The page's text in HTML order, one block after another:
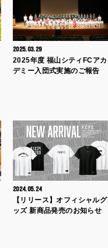
2025.03.29
2025年度 福山シティFCアカ
デミー入団式実施のご報告
2024.05.24
【リリース】オフィシャルグ
ッズ 新商品発売のお知らせ